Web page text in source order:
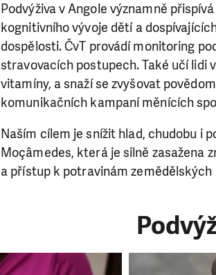
Podvýživa v Angole významně
kognitivního vývoje dětí a
dospělosti. ČvT provádí monitoring
stravovacích postupech. Také učí lidi
vitamíny, a snaží se zvyšovat
komunikačních kampaní měnících
Naším cílem je snížit hlad, chudobu i
Moçâmedes, která je silně zasažena
a přístup k potravinám